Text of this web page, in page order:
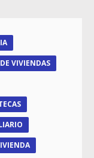
VIVIENDAS